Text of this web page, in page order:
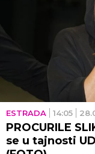
ESTRADA 14:05
PROCURILE
se u tajnosti